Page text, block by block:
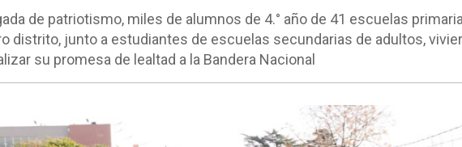
de patriotismo, miles de alumnos de 4.° año de 41 escuelas
distrito, junto a estudiantes de escuelas secundarias de adultos,
su promesa de lealtad a la Bandera Nacional